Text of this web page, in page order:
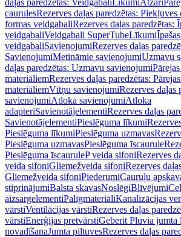
daļas paredzētas: Veidgabali LīkumiAtzari
caurulesRezerves daļas paredzētas: Piekļuves
formas veidgabaliRezerves daļas paredzētas:
veidgabaliVeidgabali SuperTubeLīkumi
veidgabaliSavienojumiRezerves daļas
SavienojumiMetināmie savienojumiUzmavu
daļas paredzētas: Uzmavu savienojumi
materiāliemRezerves daļas paredzētas:
materiāliemVītņu savienojumiRezerves daļas
savienojumiAtloka savienojumiAtloka
adapteriSavienotājelementiRezerves daļas
SavienotājelementiPieslēguma līkumi
Pieslēguma līkumiPieslēguma uzmavas
Pieslēguma uzmavasPieslēguma īscaurule
Pieslēguma īscauruleP veida sifoniRezerves
veida sifoniGliemežveida sifoniRezerves
Gliemežveida sifoniPiederumiCauruļu
stiprinājumiBalsta skavasNoslēgiBlīvējumi
aizsargelementiPalīgmateriāliKanalizācijas
vārstiVentilācijas vārstiRezerves daļas
vārstiEnerģijas pretvārstiGeberit Pluvia jumta
novadīšanaJumta piltuvesRezerves daļas